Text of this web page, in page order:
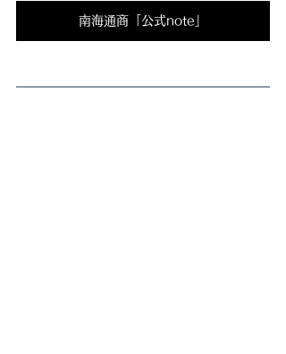
南海通商「公式note」